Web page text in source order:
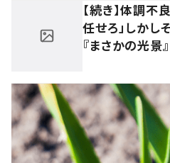
【続き】体調
任せろ」しかし
『まさかの光景